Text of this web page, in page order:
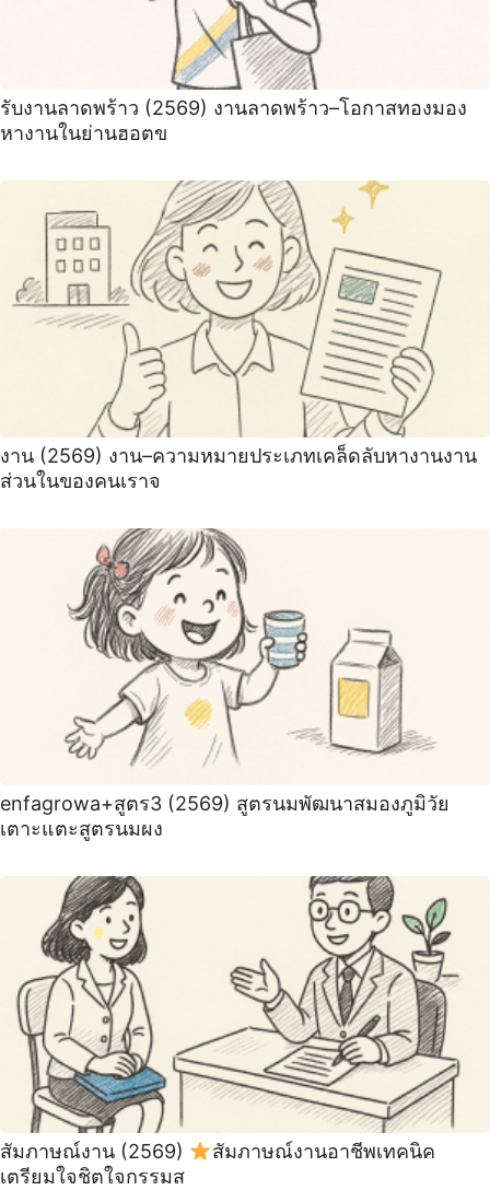
รับงานลาดพร้าว (2569) งานลาดพร้าว–โอกาสทองมอง
หางานในย่านฮอตข
งาน (2569) งาน–ความหมายประเภทเคล็ดลับหางานงาน
ส่วนในของคนเราจ
enfagrowa+สูตร3 (2569) สูตรนมพัฒนาสมองภูมิวัย
เตาะแตะสูตรนมผง
สัมภาษณ์งาน (2569)
สัมภาษณ์งานอาชีพเทคนิค
เตรียมใจชิตใจกรรมส